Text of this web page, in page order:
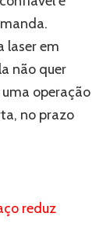
laser em
não quer
operação
no prazo